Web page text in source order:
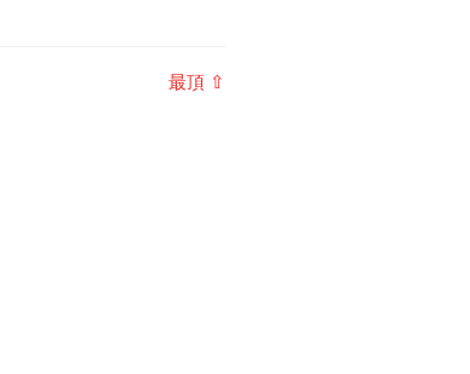
最頂 ⇧